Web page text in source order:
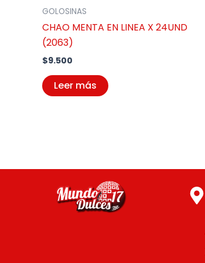
GOLOSINAS
CHAO MENTA EN LINEA X 24UND
(2063)
$9.500
Leer más